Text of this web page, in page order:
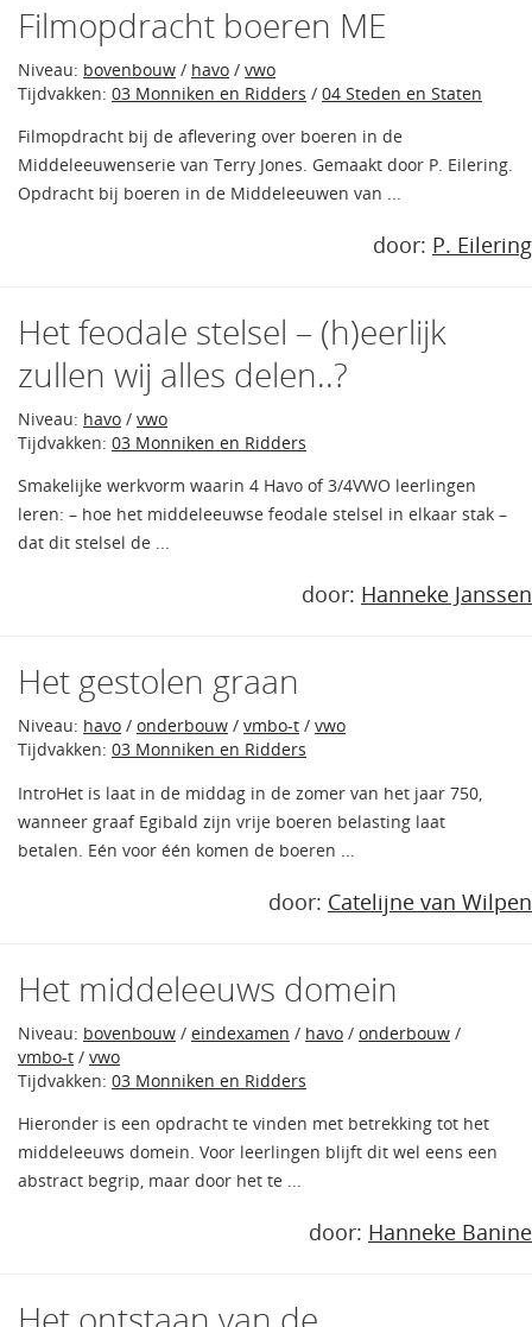
Filmopdracht boeren ME
Niveau: bovenbouw / havo / vwo
Tijdvakken: 03 Monniken en Ridders / 04 Steden en Staten
Filmopdracht bij de aflevering over boeren in de
Middeleeuwenserie van Terry Jones. Gemaakt door P. Eilering.
Opdracht bij boeren in de Middeleeuwen van ...
door: P. Eilering
Het feodale stelsel – (h)eerlijk
zullen wij alles delen..?
Niveau: havo / vwo
Tijdvakken: 03 Monniken en Ridders
Smakelijke werkvorm waarin 4 Havo of 3/4VWO leerlingen
leren: – hoe het middeleeuwse feodale stelsel in elkaar stak –
dat dit stelsel de ...
door: Hanneke Janssen
Het gestolen graan
Niveau: havo / onderbouw / vmbo-t / vwo
Tijdvakken: 03 Monniken en Ridders
IntroHet is laat in de middag in de zomer van het jaar 750,
wanneer graaf Egibald zijn vrije boeren belasting laat
betalen. Eén voor één komen de boeren ...
door: Catelijne van Wilpen
Het middeleeuws domein
Niveau: bovenbouw / eindexamen / havo / onderbouw /
vmbo-t / vwo
Tijdvakken: 03 Monniken en Ridders
Hieronder is een opdracht te vinden met betrekking tot het
middeleeuws domein. Voor leerlingen blijft dit wel eens een
abstract begrip, maar door het te ...
door: Hanneke Banine